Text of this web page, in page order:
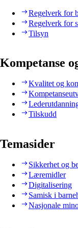
Regelverk for
Regelverk for
Tilsyn
Kompetanse
Kvalitet og
Tilskudd
Temasider
Sikkerhet og
Læremidler
Digitalisering
Samisk i
Nasjonale